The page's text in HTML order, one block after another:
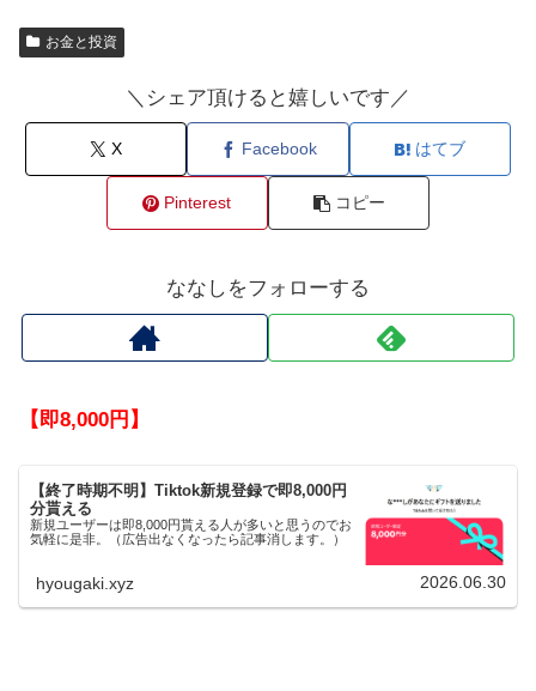
お金と投資
＼シェア頂けると嬉しいです／
X Facebook はてブ
Pinterest コピー
ななしをフォローする
【即8,000円】
【終了時期不明】Tiktok新規登録で即8,000円
分貰える
新規ユーザーは即8,000円貰える人が多いと思うのでお
気軽に是非。（広告出なくなったら記事消します。）
hyougaki.xyz 2026.06.30